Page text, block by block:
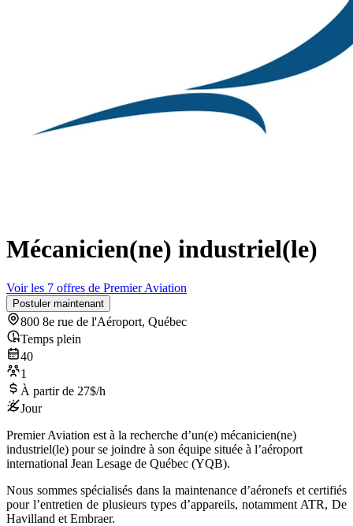
Mécanicien(ne) industriel(le)
Voir les 7 offres de Premier Aviation
Postuler maintenant
800 8e rue de l'Aéroport, Québec
Temps plein
40
1
À partir de 27$/h
Jour
Premier Aviation est à la recherche d’un(e) mécanicien(ne)
industriel(le) pour se joindre à son équipe située à l’aéroport
international Jean Lesage de Québec (YQB).
Nous sommes spécialisés dans la maintenance d’aéronefs et certifiés
pour l’entretien de plusieurs types d’appareils, notamment ATR, De
Havilland et Embraer.